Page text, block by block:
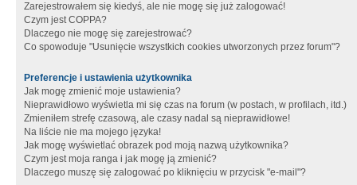
Zarejestrowałem się kiedyś, ale nie mogę się już zalogować!
Czym jest COPPA?
Dlaczego nie mogę się zarejestrować?
Co spowoduje "Usunięcie wszystkich cookies utworzonych przez forum"?
Preferencje i ustawienia użytkownika
Jak mogę zmienić moje ustawienia?
Nieprawidłowo wyświetla mi się czas na forum (w postach, w profilach, itd.)
Zmieniłem strefę czasową, ale czasy nadal są nieprawidłowe!
Na liście nie ma mojego języka!
Jak mogę wyświetlać obrazek pod moją nazwą użytkownika?
Czym jest moja ranga i jak mogę ją zmienić?
Dlaczego muszę się zalogować po kliknięciu w przycisk "e-mail"?